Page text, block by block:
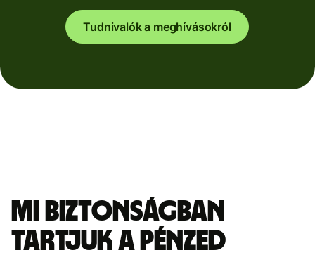
Tudnivalók a meghívásokról
Mi biztonságban
tartjuk a pénzed